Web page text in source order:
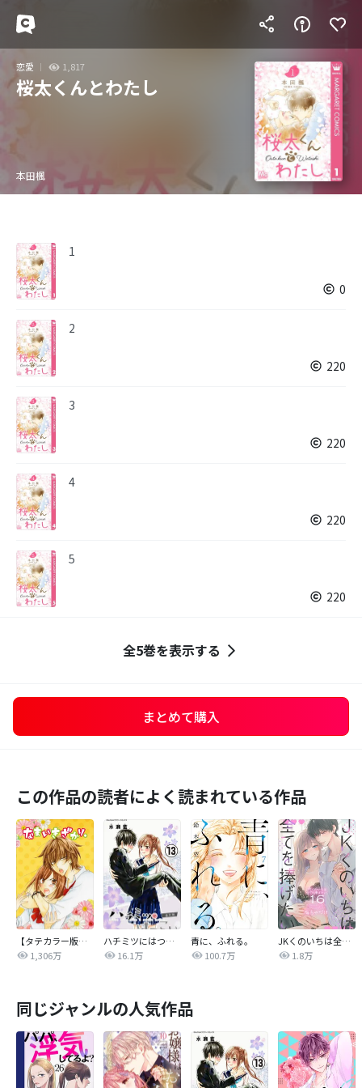
恋愛 1,817
桜太くんとわたし
本田楓
1
0
2
220
3
220
4
220
5
220
全5巻を表示する
まとめて購入
この作品の読者によく読まれている作品
【タテカラー版】なまいきざかり。
1,306万
ハチミツにはつこい
16.1万
青に、ふれる。
100.7万
JKくのいちは全てを捧げたい
1.8万
同じジャンルの人気作品